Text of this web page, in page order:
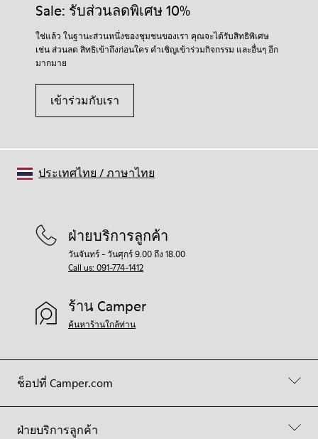
OrthoLite® Recycled™ Footbed
72% Leather 28% textile (45% recycled polyester - 35%
recycled cotton - 20% viscose)
สำหรับคำแนะนำโดยละเอียดเกี่ยวกับวิธีดูแลรองเท้าของคุณ
โปรดไปที่คู่มือการดูแลรองเท้าของเรา
Sale: รับส่วนลดพิเศษ 10%
ใช่แล้ว ในฐานะส่วนหนึ่งของชุมชนของเรา คุณจะได้รับสิทธิพิเศษ
เช่น ส่วนลด สิทธิเข้าถึงก่อนใคร คำเชิญเข้าร่วมกิจกรรม และอื่นๆ อีก
มากมาย
เข้าร่วมกับเรา
ช็อปที่ Camper.com
ฝ่ายบริการลูกค้า
ฝ่ายบริการลูกค้า
วันจันทร์ - วันศุกร์ 9.00 ถึง 18.00
Call us: 091-774-1412
ร้าน Camper
ค้นหาร้านใกล้ท่าน
ประเทศไทย /ภาษาไทย